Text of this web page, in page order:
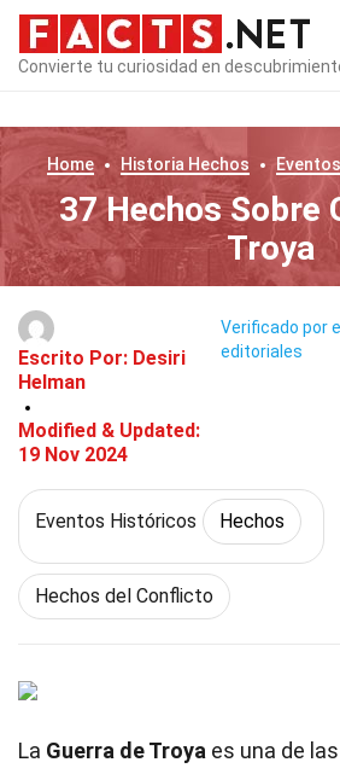
Convierte tu curiosidad en
Home Historia Hechos
37 Hechos Sobre
Troya
Escrito Por: Desiri
Helman
Modified & Updated:
19 Nov 2024
Verificado por
editoriales
Eventos Históricos Hechos
Hechos del Conflicto
La Guerra de Troya es una de